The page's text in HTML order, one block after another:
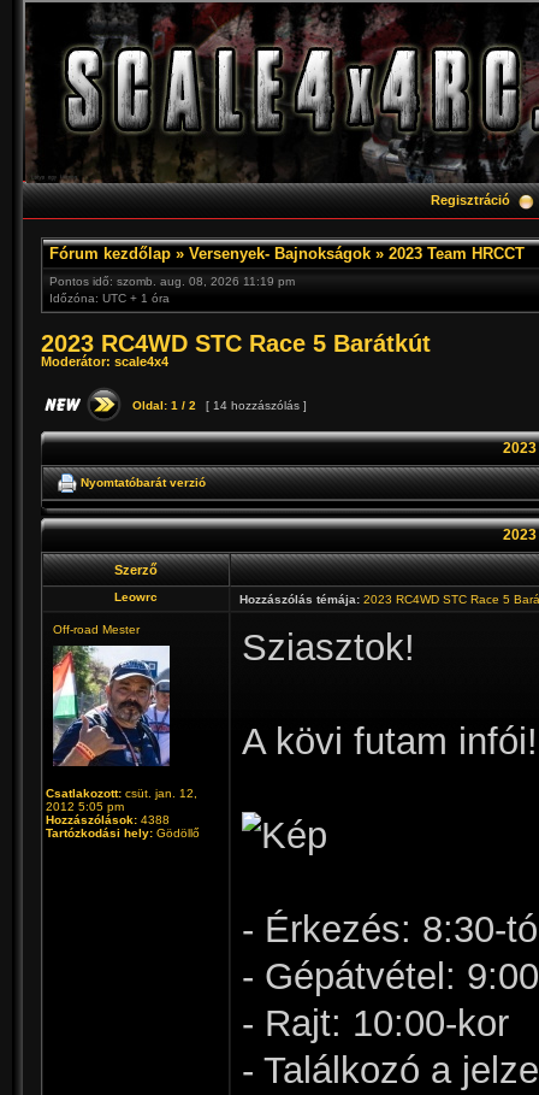
Regisztráció
Fórum kezdőlap » Versenyek- Bajnokságok » 2023 Team HRCCT
Pontos idő: szomb. aug. 08, 2026 11:19 pm
Időzóna: UTC + 1 óra
2023 RC4WD STC Race 5 Barátkút
Moderátor: scale4x4
Oldal: 1 / 2 [ 14 hozzászólás ]
Nyomtatóbarát verzió
Szerző
Leowrc Hozzászólás témája: 2023 RC4WD STC Race 5
Off-road Mester
Csatlakozott: csüt. jan. 12,
2012 5:05 pm
Hozzászólások: 4388
Tartózkodási hely: Gödöllő
Sziasztok!
A kövi futam
- Érkezés: 8:30-
- Gépátvétel:
- Rajt: 10:00-kor
- Találkozó a